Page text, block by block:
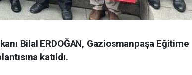
Bilal ERDOĞAN, Gaziosmanpaşa Eğitime
katıldı.